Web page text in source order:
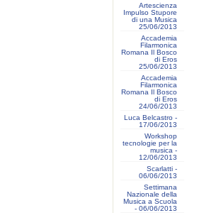
Artescienza
Impulso Stupore
di una Musica
25/06/2013
Accademia
Filarmonica
Romana Il Bosco
di Eros
25/06/2013
Accademia
Filarmonica
Romana Il Bosco
di Eros
24/06/2013
Luca Belcastro -
17/06/2013
Workshop
tecnologie per la
musica -
12/06/2013
Scarlatti -
06/06/2013
Settimana
Nazionale della
Musica a Scuola
- 06/06/2013